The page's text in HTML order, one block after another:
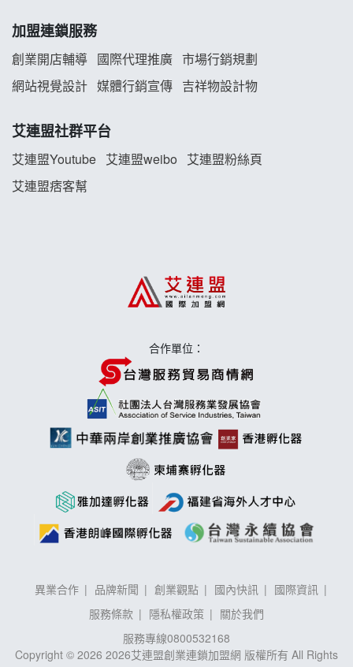
雞咕雞咕加盟說明會
TEA TOP加盟說明會
珍好味臭臭鍋加盟說明會
藍象廷泰式火鍋加盟說明會
日十。早午食加盟說明會
莫尼早餐Morni加盟說明會
加盟連鎖服務
創業開店輔導 國際代理推廣 市場行銷規劃
網站視覺設計 媒體行銷宣傳 吉祥物設計物
艾連盟社群平台
艾連盟Youtube 艾連盟weibo
艾連盟粉絲頁
艾連盟痞客幫
合作單位：
異業合作 品牌新聞 創業觀點 國內快訊
國際資訊
服務條款
隱私權政策
關於我們
服務專線0800532168
Copyright © 2026 2026艾連盟創業連鎖加盟網 版權所有 All Rights